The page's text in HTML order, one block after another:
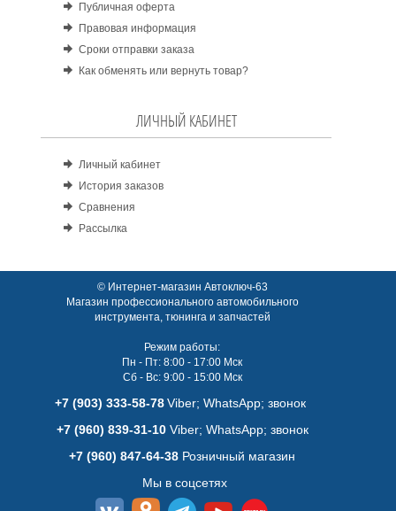
Публичная оферта
Правовая информация
Сроки отправки заказа
Как обменять или вернуть товар?
ЛИЧНЫЙ КАБИНЕТ
Личный кабинет
История заказов
Сравнения
Рассылка
© Интернет-магазин Автоключ-63
Магазин профессионального автомобильного
инструмента, тюнинга и запчастей
Режим работы:
Пн - Пт: 8:00 - 17:00 Мск
Сб - Вс: 9:00 - 15:00 Мск
+7 (903) 333-58-78 Viber; WhatsАpp; звонок
+7 (960) 839-31-10Viber; WhatsАpp; звонок
+7 (960) 847-64-38 Розничный магазин
Мы в соцсетях